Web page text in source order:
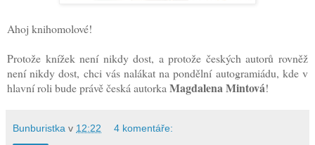
Ahoj knihomolové!
Protože knížek není nikdy dost, a protože českých autorů rovněž
není nikdy dost, chci vás nalákat na pondělní autogramiádu, kde v
hlavní roli bude právě česká autorkaMagdalena Mintová!
Bunburistka v 12:22 4 komentáře: